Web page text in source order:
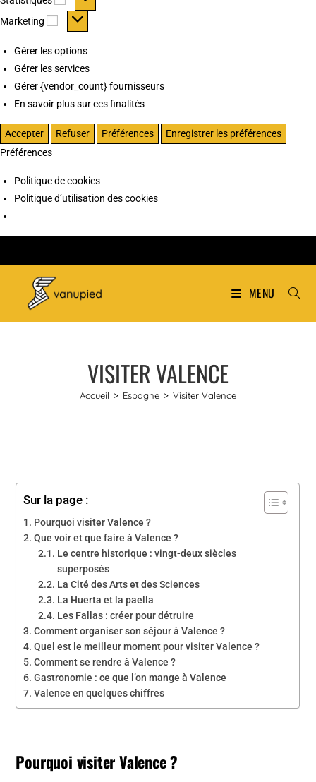
Marketing Marketing
Gérer les options
Gérer les services
Gérer {vendor_count} fournisseurs
En savoir plus sur ces finalités
Accepter Refuser Préférences
Enregistrer les préférences
Préférences
Politique de cookies
Politique d’utilisation des cookies
MENU
VISITER VALENCE
Accueil > Espagne > Visiter Valence
Sur la page :
Pourquoi visiter Valence ?
Que voir et que faire à Valence ?
Le centre historique : vingt-deux siècles
superposés
La Cité des Arts et des Sciences
La Huerta et la paella
Les Fallas : créer pour détruire
Comment organiser son séjour à Valence ?
Quel est le meilleur moment pour visiter Valence ?
Comment se rendre à Valence ?
Gastronomie : ce que l’on mange à Valence
Valence en quelques chiffres
Pourquoi visiter Valence ?